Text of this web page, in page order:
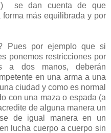
se dan cuenta de que
más equilibrada y por
Pues por ejemplo que si
ponemos restricciones por
a dos manos, deberán
en una arma a una
ciudad y como es normal
con una maza o espada (a
de alguna manera un
de igual manera en un
lucha cuerpo a cuerpo sin